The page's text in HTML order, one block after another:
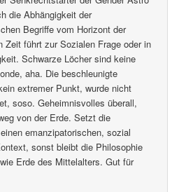
in die FAZ und in 30 Minuten zum
Senkrechtstarter der Gender Astro
die Abhängigkeit der
Begriffe vom Horizont der
führt zur Sozialen Frage oder in
Schwarze Löcher sind keine
aha. Die beschleunigte
extremer Punkt, wurde nicht
soso. Geheimnisvolles überall,
von der Erde. Setzt die
emanzipatorischen, sozial
sonst bleibt die Philosophie
Erde des Mittelalters. Gut für